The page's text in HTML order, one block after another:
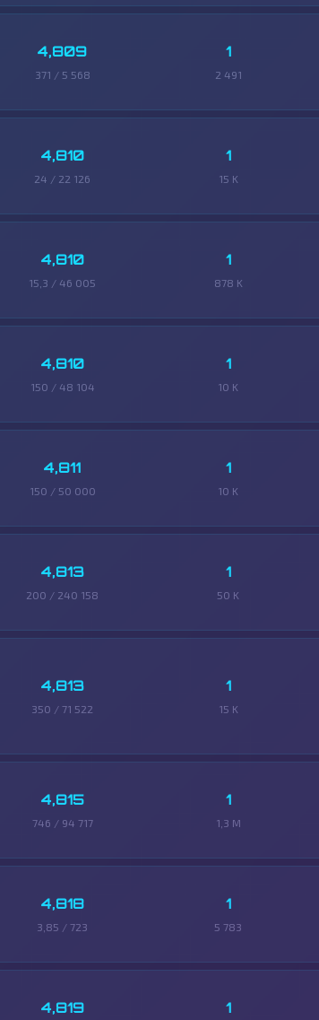
4,809
371 / 5 568
1
2 491
4,810
24 / 22 126
1
15 K
4,810
15,3 / 46 005
1
878 K
4,810
150 / 48 104
1
10 K
4,811
150 / 50 000
1
10 K
4,813
200 / 240 158
1
50 K
4,813
350 / 71 522
1
15 K
4,815
746 / 94 717
1
1,3 M
4,818
3,85 / 723
1
5 783
4,819 1